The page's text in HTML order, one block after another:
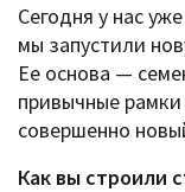
Сегодня у нас
мы запустили
Ее основа —
привычные
совершенно
Как вы строили